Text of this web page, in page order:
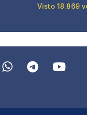
Visto 18.869